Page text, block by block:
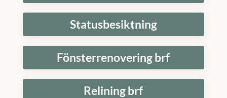
Statusbesiktning
Fönsterrenovering brf
Relining brf